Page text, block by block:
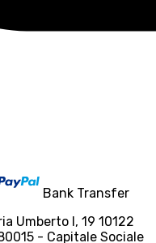
Bank Transfer
Umberto I, 19 10122
- Capitale Sociale